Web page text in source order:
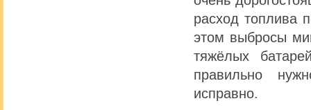
расход топлива
этом выбросы
тяжёлых
правильно
исправно.